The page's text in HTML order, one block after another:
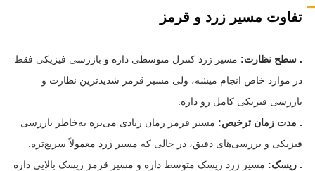
تفاوت مسیر زرد و قرمز
. سطح نظارت: مسیر زرد کنترل متوسطی داره و بازرسی فیزیکی فقط
در موارد خاص انجام میشه، ولی مسیر قرمز شدیدترین نظارت و
بازرسی فیزیکی کامل رو داره.
. مدت زمان ترخیص: مسیر قرمز زمان زیادی می‌بره به‌خاطر بازرسی
فیزیکی و بررسی‌های دقیق، در حالی که مسیر زرد معمولاً سریع‌تره.
. ریسک: مسیر زرد ریسک متوسط داره و مسیر قرمز ریسک بالایی داره